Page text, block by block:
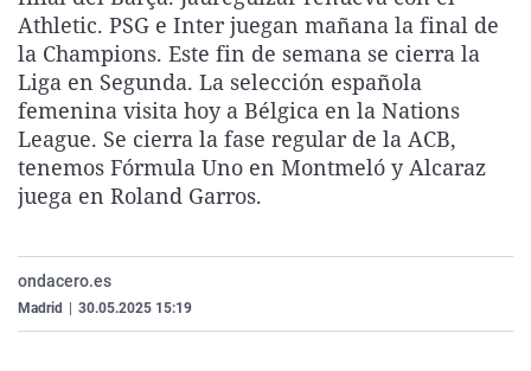
La rosa de los vientos
Gente viajera
Como el perro y el
Caso
Retornados
Equipo de
Operación Viuda
Extremadura
Galicia
La Rioja
Navarra
País Vasco
Virales
Televisión
Elecciones
Athletic. PSG e Inter juegan mañana la final de
la Champions. Este fin de semana se cierra la
Liga en Segunda. La selección española
femenina visita hoy a Bélgica en la Nations
League. Se cierra la fase regular de la ACB,
tenemos Fórmula Uno en Montmeló y Alcaraz
juega en Roland Garros.
ondacero.es
Madrid 30.05.2025 15:19